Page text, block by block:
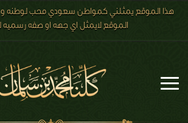
هذا الموقع يمثلني كمواطن سعودي محب لوطنه
الموقع لايمثل اي جهه او صفه رسميه